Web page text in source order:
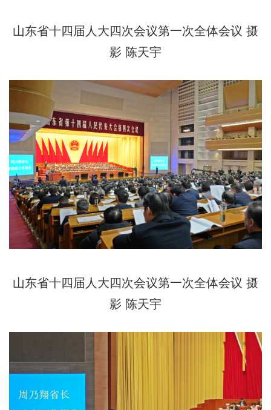
山东省十四届人大四次会议第一次全体会议 摄
影 陈天宇
山东省十四届人大四次会议第一次全体会议 摄
影 陈天宇